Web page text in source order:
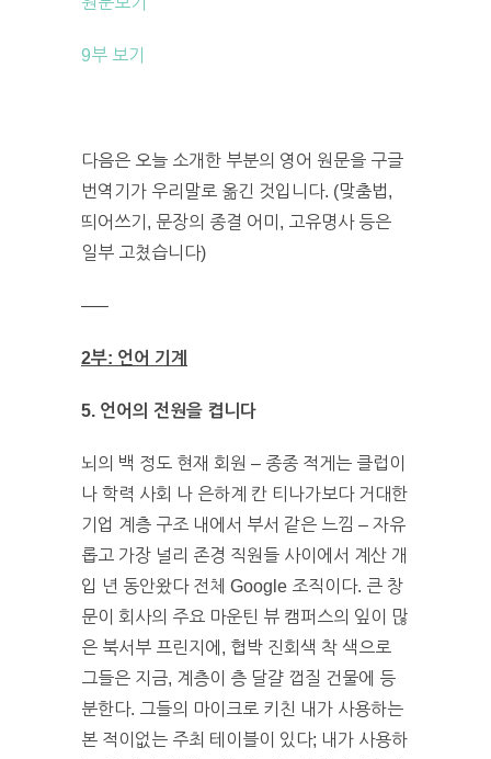
9부 보기
다음은 오늘 소개한 부분의 영어 원문을 구글
번역기가 우리말로 옮긴 것입니다. (맞춤법,
띄어쓰기, 문장의 종결 어미, 고유명사 등은
일부 고쳤습니다)
—–
2부: 언어 기계
5. 언어의 전원을 켭니다
뇌의 백 정도 현재 회원 – 종종 적게는 클럽이
나 학력 사회 나 은하계 칸 티나가보다 거대한
기업 계층 구조 내에서 부서 같은 느낌 – 자유
롭고 가장 널리 존경 직원들 사이에서 계산 개
입 년 동안왔다 전체 Google 조직이다. 큰 창
문이 회사의 주요 마운틴 뷰 캠퍼스의 잎이 많
은 북서부 프린지에, 협박 진회색 착 색으로
그들은 지금, 계층이 층 달걀 껍질 건물에 등
분한다. 그들의 마이크로 키친 내가 사용하는
본 적이없는 주최 테이블이 있다; 내가 사용하